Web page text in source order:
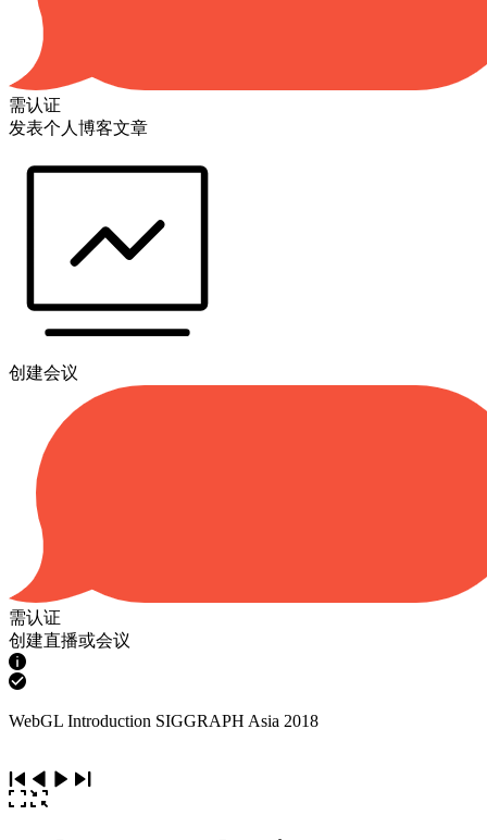
需认证
发表个人博客文章
创建会议
需认证
创建直播或会议
WebGL Introduction SIGGRAPH Asia 2018